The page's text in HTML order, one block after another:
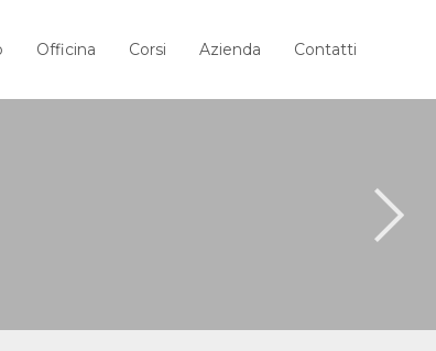
Officina Corsi Azienda Contatti